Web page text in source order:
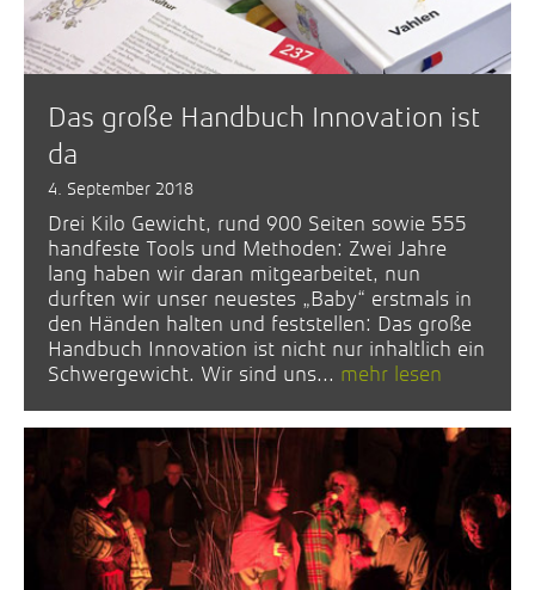
Das große Handbuch Innovation ist
da
4. September 2018
Drei Kilo Gewicht, rund 900 Seiten sowie 555
handfeste Tools und Methoden: Zwei Jahre
lang haben wir daran mitgearbeitet, nun
durften wir unser neuestes „Baby“ erstmals in
den Händen halten und feststellen: Das große
Handbuch Innovation ist nicht nur inhaltlich ein
Schwergewicht. Wir sind uns... mehr lesen